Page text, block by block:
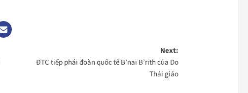
Next:
ĐTC tiếp phái đoàn quốc tế B’nai B’rith của Do
Thái giáo